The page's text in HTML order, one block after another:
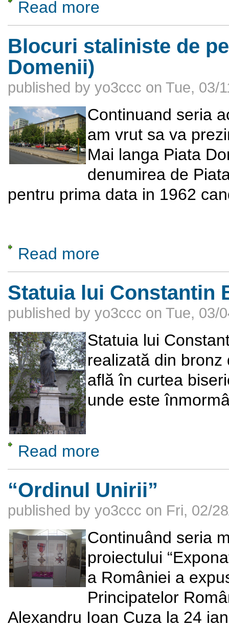
Read more
Blocuri staliniste de
Domenii)
published by yo3ccc on Tue, 03/
Continuand seria
am vrut sa va
Mai langa Piata
denumirea de
pentru prima data in 1962
Read more
Statuia lui Constantin
published by yo3ccc on Tue, 03/
Statuia lui
realizată din
află în curtea
unde este
Read more
“Ordinul Unirii”
published by yo3ccc on Fri, 02/
Continuând seria
proiectului
a României a
Principatelor
Alexandru Ioan Cuza la 24